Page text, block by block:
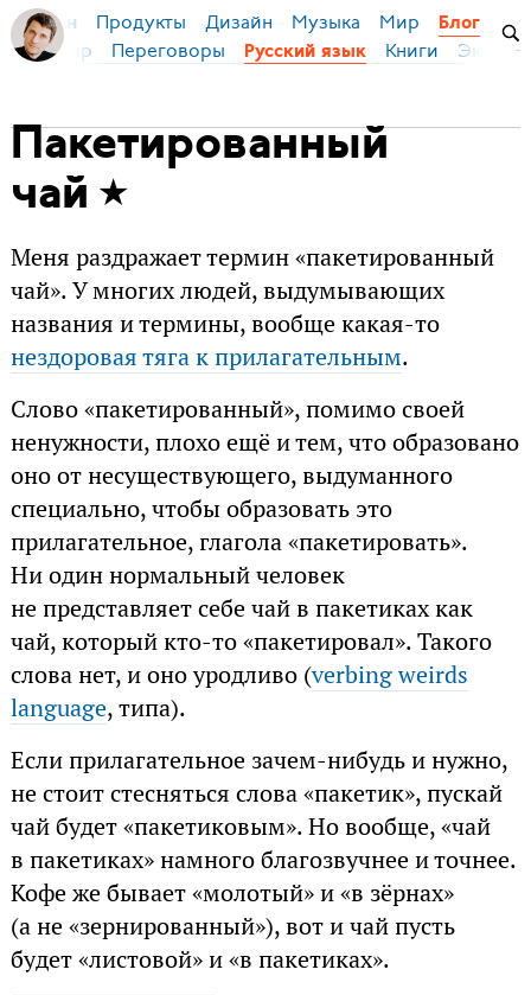
Бирман Продукты Дизайн Музыка Мир Блог
Мир Переговоры Русский язык Книги
Пакетированный
чай
Меня раздражает термин «пакетированный
чай». У многих людей, выдумывающих
названия и термины, вообще какая-то
нездоровая тяга к прилагательным.
Слово «пакетированный», помимо своей
ненужности, плохо ещё и тем, что образовано
оно от несуществующего, выдуманного
специально, чтобы образовать это
прилагательное, глагола «пакетировать».
Ни один нормальный человек
не представляет себе чай в пакетиках как
чай, который кто-то «пакетировал». Такого
слова нет, и оно уродливо (verbing weirds
language, типа).
Если прилагательное зачем-нибудь и нужно,
не стоит стесняться слова «пакетик», пускай
чай будет «пакетиковым». Но вообще, «чай
в пакетиках» намного благозвучнее и точнее.
Кофе же бывает «молотый» и «в зёрнах»
(а не «зернированный»), вот и чай пусть
будет «листовой» и «в пакетиках».